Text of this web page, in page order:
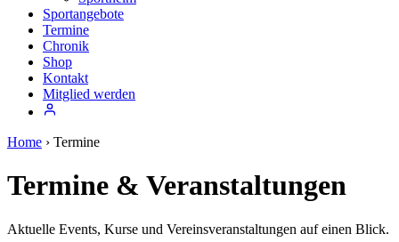
Sportangebote
Termine
Chronik
Shop
Kontakt
Mitglied werden
Home › Termine
Termine & Veranstaltungen
Aktuelle Events, Kurse und Vereinsveranstaltungen auf einen Blick.